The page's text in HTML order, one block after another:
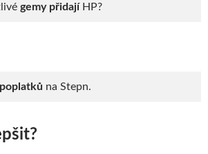
gemy přidají HP?
poplatků na Stepn.